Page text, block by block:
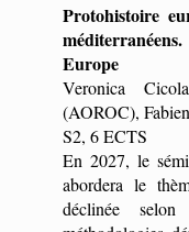
Protohistoire
Europe
Veronica
(AOROC),
S2, 6 ECTS
En 2027, le
abordera le
déclinée